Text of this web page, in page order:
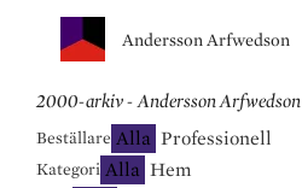
Andersson Arfwedson
2000-arkiv - Andersson Arfwedson
Beställare Alla Professionell
Kategori Alla Hem